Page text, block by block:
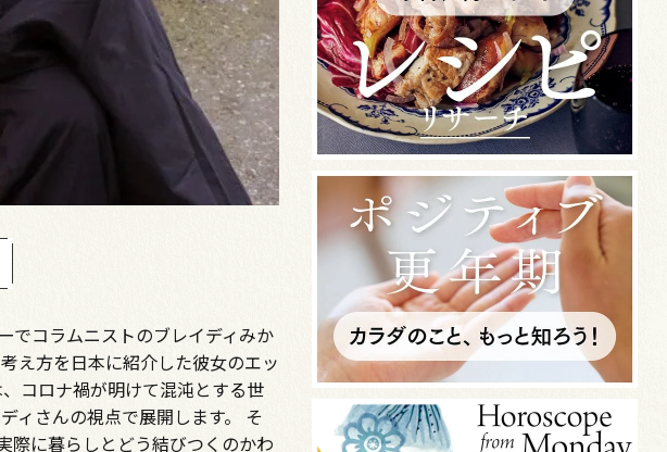
でコラムニストのブレイディみか
え方を日本に紹介した彼女のエッ
コロナ禍が明けて混沌とする世
ィさんの視点で展開します。 そ
に暮らしとどう結びつくのかわ